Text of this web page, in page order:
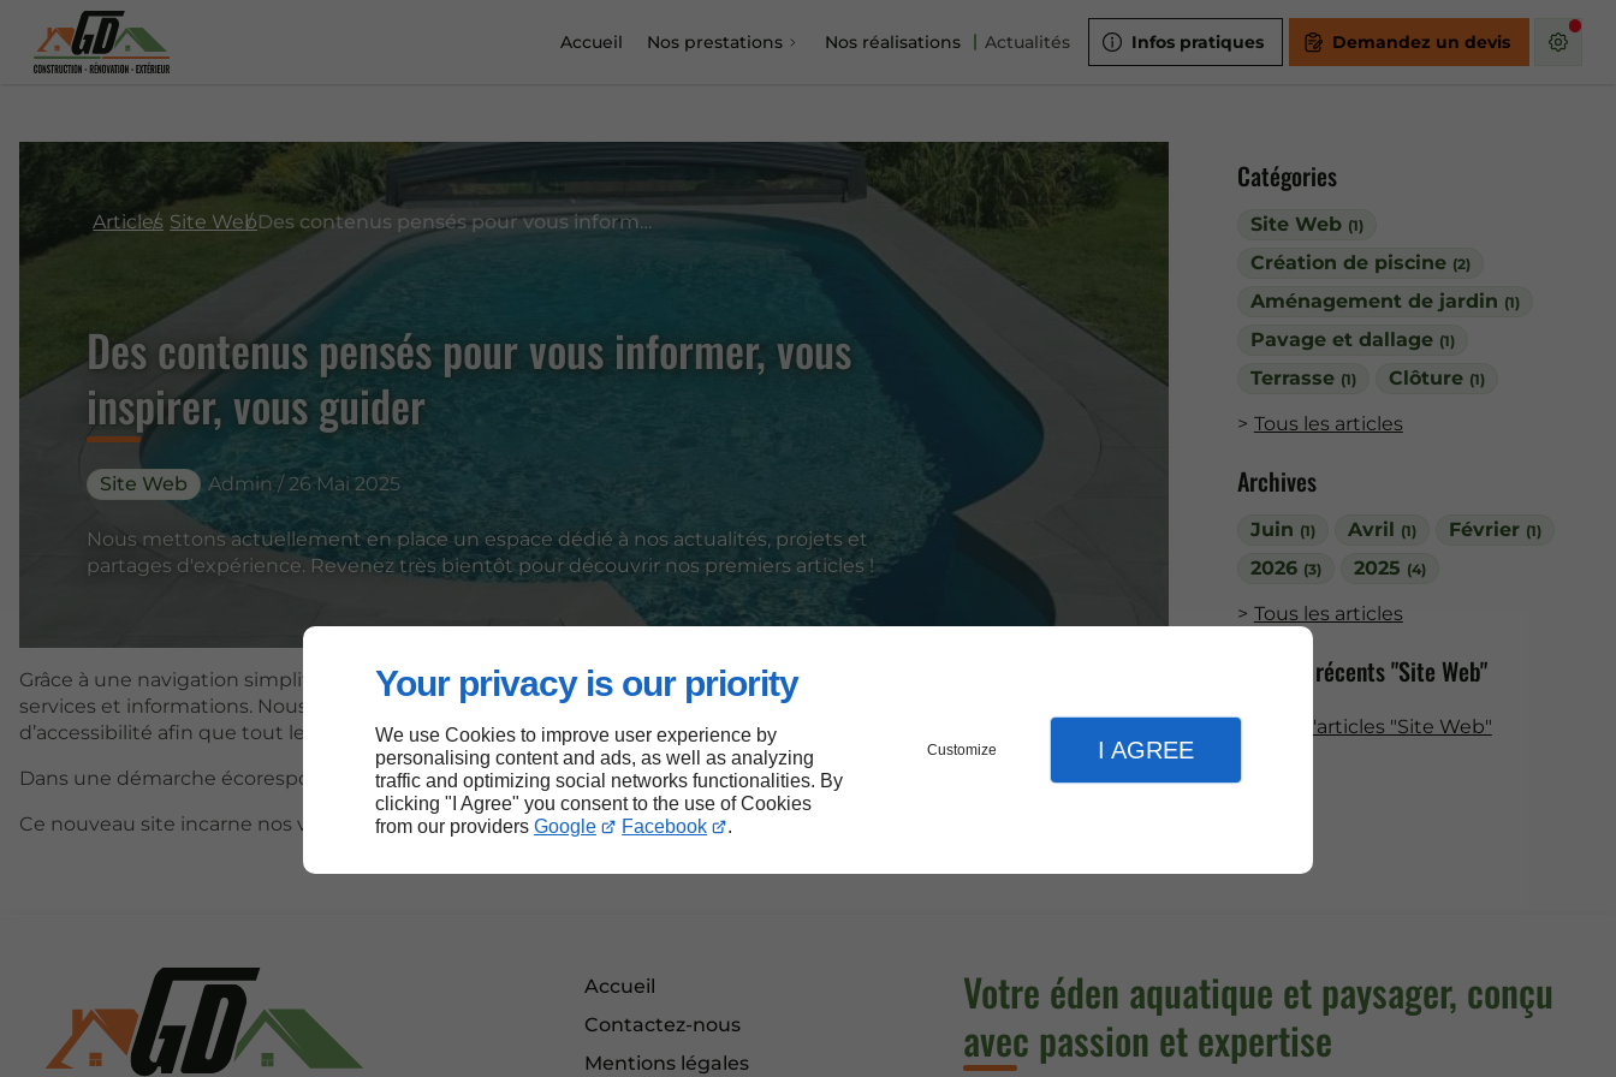
Your privacy is our priority
We use Cookies to improve user experience by
personalising content and ads, as well as analyzing
traffic and optimizing social networks functionalities. By
clicking "I Agree" you consent to the use of Cookies
from our providers Google Facebook .
Customize I AGREE
Accueil Nos prestations Nos réalisations Actualités Infos pratiques Demandez un devis
Catégories
Site Web (1)
Création de piscine (2)
Aménagement de jardin (1)
Pavage et dallage (1)
Terrasse (1) Clôture (1)
Tous les articles
Archives
Juin (1) Avril (1) Février (1)
2026 (3) 2025 (4)
Tous les articles
Articles récents "Site Web"
Plus d'articles "Site Web"
Articles Site Web Des contenus pensés pour vous informer, vous inspirer, vous guider
Des contenus pensés pour vous informer, vous
inspirer, vous guider
Site Web Admin / 26 Mai 2025
Nous mettons actuellement en place un espace dédié à nos actualités, projets et
partages d'expérience. Revenez très bientôt pour découvrir nos premiers articles !
Grâce à une navigation simplifiée et un design épuré, notre site permet à chacun d’accéder plus facilement à nos
services et informations. Nous avons également veillé à le rendre plus inclusif, en respectant les meilleures pratiques
d’accessibilité afin que tout le monde puisse en profiter pleinement.
Dans une démarche écoresponsable, nous avons optimisé notre site pour réduire notre empreinte numérique.
Ce nouveau site incarne nos valeurs et notre volonté d’allier performance, responsabilité et accessibilité.
Accueil
Contactez-nous
Mentions légales
Votre éden aquatique et paysager, conçu
avec passion et expertise